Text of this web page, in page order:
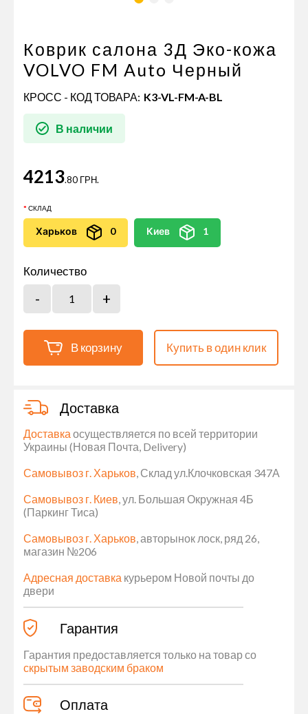
Коврик салона 3Д Эко-кожа
VOLVO FM Auto Черный
КРОСС - КОД ТОВАРА: K3-VL-FM-A-BL
В наличии
4213.80 ГРН.
СКЛАД
Харьков 0 Киев 1
Количество
В корзину Купить в один клик
Доставка
Доставка осуществляется по всей территории
Украины (Новая Почта, Delivery)
Самовывоз г. Харьков, Склад ул.Клочковская 347А
Самовывоз г. Киев, ул. Большая Окружная 4Б
(Паркинг Тиса)
Самовывоз г. Харьков, авторынок лоск, ряд 26,
магазин №206
Адресная доставка курьером Новой почты до
двери
Гарантия
Гарантия предоставляется только на товар со
скрытым заводским браком
Оплата